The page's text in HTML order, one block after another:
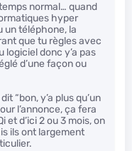
normal… quand
hyper
un téléphone, la
que tu règles avec
donc y’a pas
d’une façon ou
“bon, y’a plus qu’un
l’annonce, ça fera
et d’ici 2 ou 3 mois, on
ils ont largement